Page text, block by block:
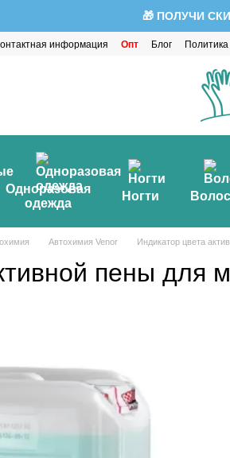
🎁 ПОЛУЧИ
информация Опт Блог
Одноразовая
одежда
Ногти
Автохимия Venor Индикатор цвета
пены для